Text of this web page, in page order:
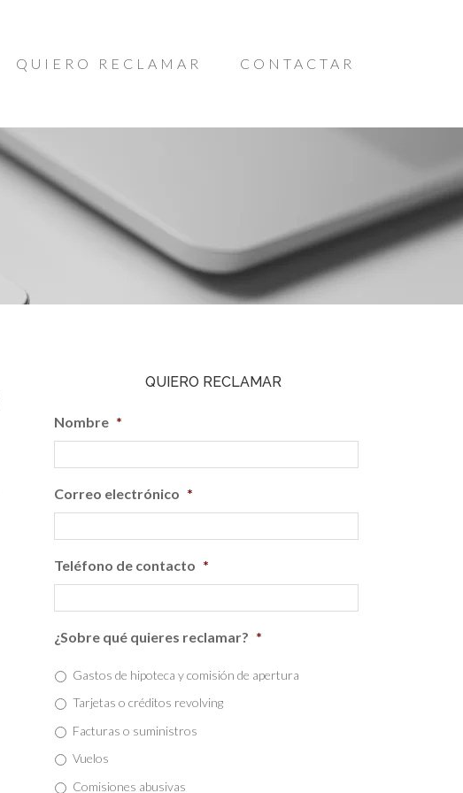
QUIERO RECLAMAR CONTACTAR
QUIERO RECLAMAR
Nombre *
Correo electrónico *
Teléfono de contacto *
¿Sobre qué quieres reclamar? *
Gastos de hipoteca y comisión de apertura
Tarjetas o créditos revolving
Facturas o suministros
Vuelos
Comisiones abusivas